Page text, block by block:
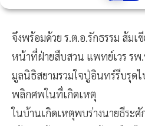
จึงพร้อมด้วย ร.ต.อ.รักธรรม ส้มเ
หน้าที่ฝ่ายสืบสวน แพทย์เวร ร
มูลนิธิสยามรวมใจปู่อินทร์รีบรุด
พลิกศพในที่เกิดเหตุ
ในบ้านเกิดเหตุพบร่างนายธีระ